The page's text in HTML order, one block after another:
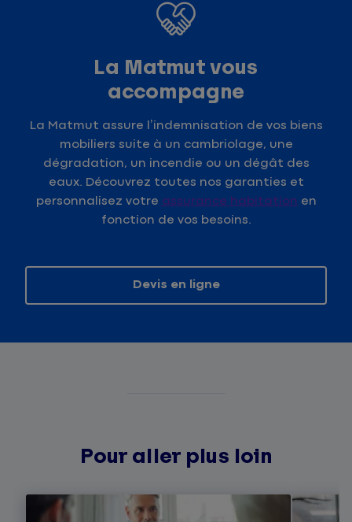
La Matmut vous
accompagne
La Matmut assure l’indemnisation de vos biens
mobiliers suite à un cambriolage, une
dégradation, un incendie ou un dégât des
eaux. Découvrez toutes nos garanties et
personnalisez votre assurance habitation en
fonction de vos besoins.
Devis en ligne
Pour aller plus loin